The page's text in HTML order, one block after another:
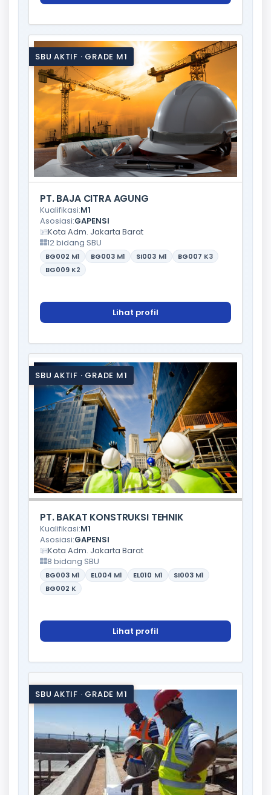
SBU AKTIF · GRADE M1
PT. BAJA CITRA AGUNG
Kualifikasi:M1
Asosiasi:GAPENSI
Kota Adm. Jakarta Barat
12 bidang SBU
BG002 M1 BG003 M1 SI003 M1 BG007 K3
BG009 K2
Lihat profil
SBU AKTIF · GRADE M1
PT. BAKAT KONSTRUKSI TEHNIK
Kualifikasi:M1
Asosiasi:GAPENSI
Kota Adm. Jakarta Barat
8 bidang SBU
BG003 M1 EL004 M1 EL010 M1 SI003 M1
BG002 K
Lihat profil
SBU AKTIF · GRADE M1